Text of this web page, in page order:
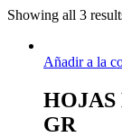
Showing all 3
Añadir a la
HOJAS
GR